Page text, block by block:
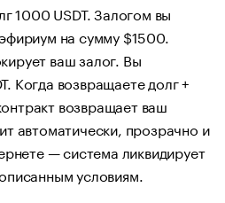
1000 USDT. Залогом вы
на сумму $1500.
ваш залог. Вы
Когда возвращаете долг +
возвращает ваш
автоматически, прозрачно и
— система ликвидирует
условиям.